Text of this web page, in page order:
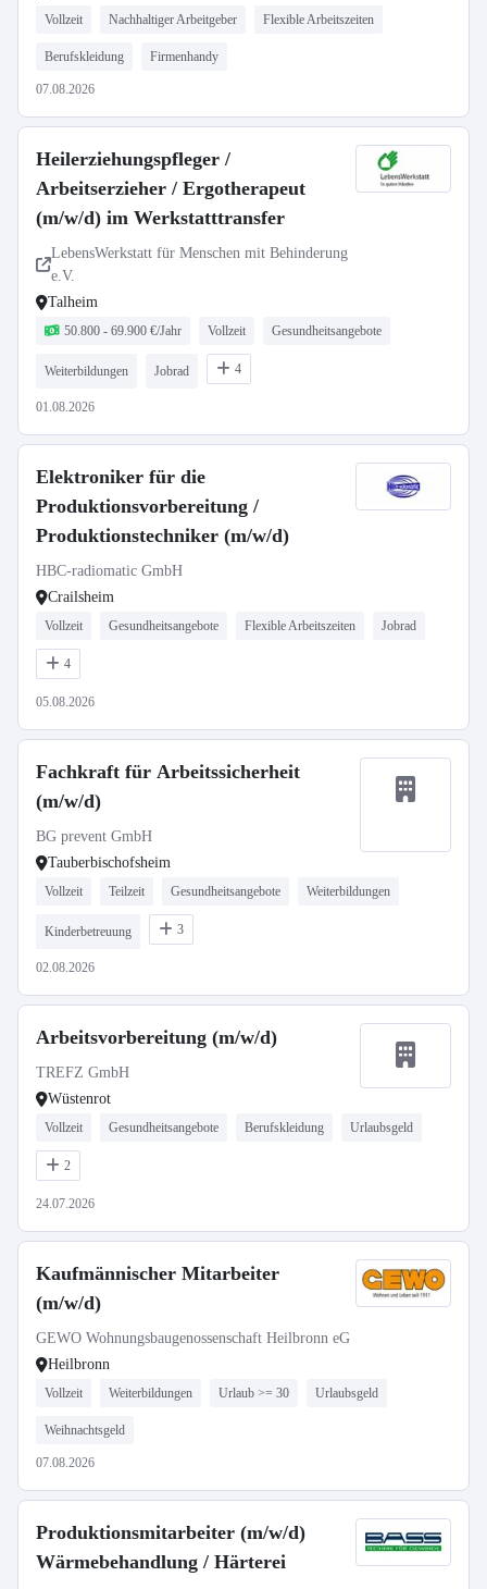
Vollzeit Nachhaltiger Arbeitgeber Flexible Arbeitszeiten
Berufskleidung Firmenhandy
07.08.2026
Heilerziehungspfleger /
Arbeitserzieher / Ergotherapeut
(m/w/d) im Werkstatttransfer
LebensWerkstatt für Menschen mit Behinderung
e.V.
Talheim
50.800 - 69.900 €/Jahr Vollzeit Gesundheitsangebote
Weiterbildungen Jobrad 4
01.08.2026
Elektroniker für die
Produktionsvorbereitung /
Produktionstechniker (m/w/d)
HBC-radiomatic GmbH
Crailsheim
Vollzeit Gesundheitsangebote Flexible Arbeitszeiten Jobrad
4
05.08.2026
Fachkraft für Arbeitssicherheit
(m/w/d)
BG prevent GmbH
Tauberbischofsheim
Vollzeit Teilzeit Gesundheitsangebote Weiterbildungen
Kinderbetreuung 3
02.08.2026
Arbeitsvorbereitung (m/w/d)
TREFZ GmbH
Wüstenrot
Vollzeit Gesundheitsangebote Berufskleidung Urlaubsgeld
2
24.07.2026
Kaufmännischer Mitarbeiter
(m/w/d)
GEWO Wohnungsbaugenossenschaft Heilbronn eG
Heilbronn
Vollzeit Weiterbildungen Urlaub >= 30 Urlaubsgeld
Weihnachtsgeld
07.08.2026
Produktionsmitarbeiter (m/w/d)
Wärmebehandlung / Härterei